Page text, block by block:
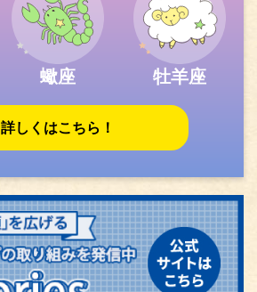
蠍座 牡羊座
詳しくはこちら！